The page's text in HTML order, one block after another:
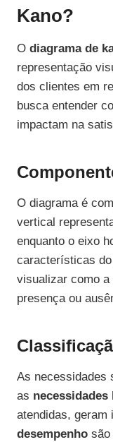
Kano?
O diagrama de
representação
dos clientes em
busca entender
impactam na
O diagrama é
vertical
enquanto o eixo
características
visualizar como
presença ou
As necessidades
as necessidades
atendidas, geram
desempenho são